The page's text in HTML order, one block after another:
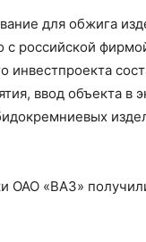
для обжига
с российской
инвестпроекта
ввод объекта в
ОАО «ВАЗ»